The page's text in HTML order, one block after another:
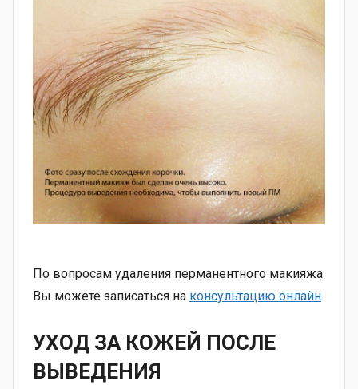
По вопросам удаления перманентного макияжа
Вы можете записаться на консультацию онлайн.
УХОД ЗА КОЖЕЙ ПОСЛЕ
ВЫВЕДЕНИЯ